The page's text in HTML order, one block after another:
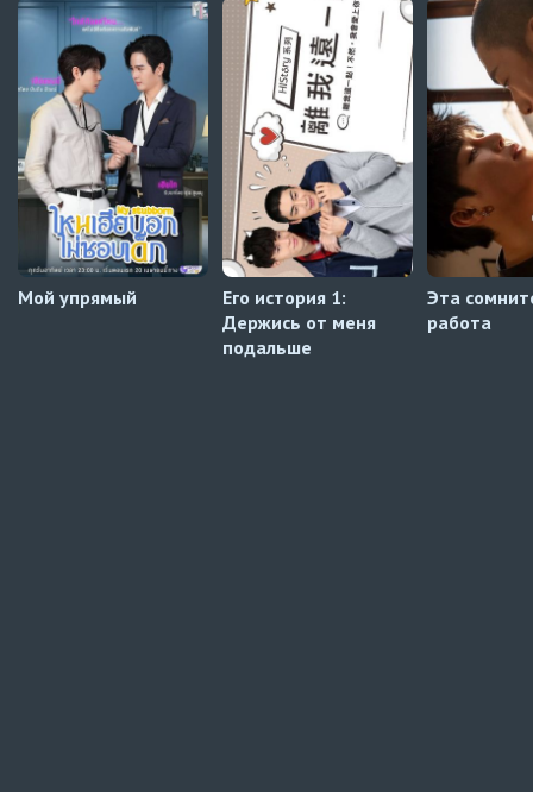
Мистер Килл5 серия
AniDUB
Навечно влюблённые
6 серия
UAFLIX (украинский)
Навечно влюблённые
5 серия
UAFLIX (украинский)
Мой упрямый
Его история 1:
Держись от меня
подальше
Эта
работа